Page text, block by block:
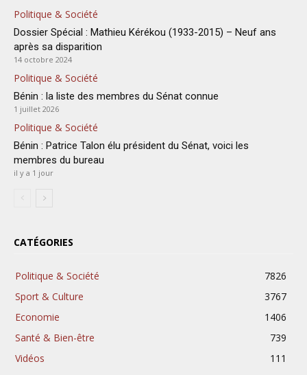
Politique & Société
Dossier Spécial : Mathieu Kérékou (1933-2015) – Neuf ans
après sa disparition
14 octobre 2024
Politique & Société
Bénin : la liste des membres du Sénat connue
1 juillet 2026
Politique & Société
Bénin : Patrice Talon élu président du Sénat, voici les
membres du bureau
il y a 1 jour
CATÉGORIES
Politique & Société
7826
Sport & Culture
3767
Economie
1406
Santé & Bien-être
739
Vidéos
111